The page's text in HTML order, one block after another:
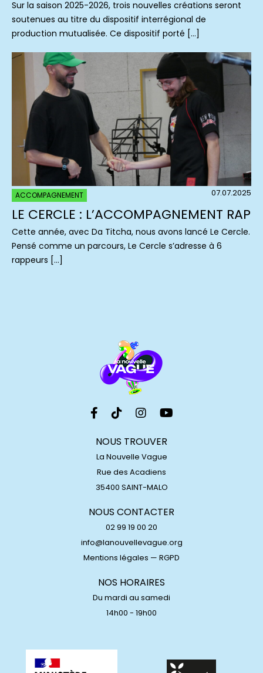
Sur la saison 2025-2026, trois nouvelles créations seront
soutenues au titre du dispositif interrégional de
production mutualisée. Ce dispositif porté […]
ACCOMPAGNEMENT 07.07.2025
LE CERCLE : L’ACCOMPAGNEMENT RAP
Cette année, avec Da Titcha, nous avons lancé Le Cercle.
Pensé comme un parcours, Le Cercle s’adresse à 6
rappeurs […]
NOUS TROUVER
La Nouvelle Vague
Rue des Acadiens
35400 SAINT-MALO
NOUS CONTACTER
02 99 19 00 20
info@lanouvellevague.org
Mentions légales — RGPD
NOS HORAIRES
Du mardi au samedi
14h00 - 19h00